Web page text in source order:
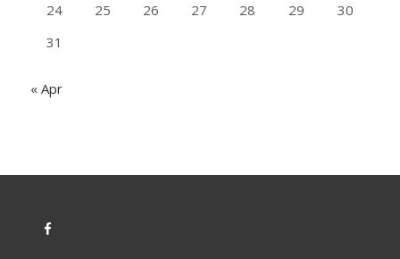
24
25 26 27 28 29
30
31
« Apr